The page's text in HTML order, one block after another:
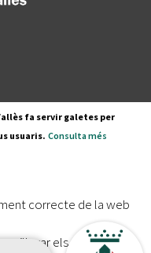
Mapa del lloc
fa servir galetes per
usuaris. Consulta més
correcte de la web
millorar els serveis del